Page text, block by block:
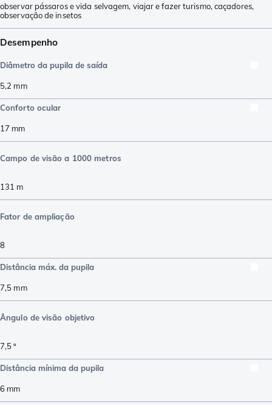
observar pássaros e vida selvagem, viajar e fazer turismo, caçadores,
observação de insetos
Desempenho
Diâmetro da pupila de saída
5,2 mm
Conforto ocular
17 mm
Campo de visão a 1000 metros
131 m
Fator de ampliação
8
Distância máx. da pupila
7,5 mm
Ângulo de visão objetivo
7,5º
Distância mínima da pupila
6 mm